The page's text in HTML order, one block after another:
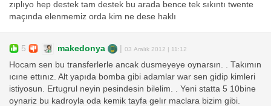
zıplıyo hep destek tam destek bu arada bence tek sıkıntı twente
maçında elenmemiz orda kim ne dese haklı
5 makedonya | 03 Aralık 2012 | 11:12
Hocam sen bu transferlerle ancak dusmeyeye oynarsın. . Takımın
ıcıne ettınız. Alt yapıda bomba gibi adamlar war sen gidip kimleri
istiyosun. Ertugrul neyin pesindesin bilelim. . Yeni statta 5 10bine
oynariz bu kadroyla oda kemik tayfa gelır maclara bizim gibi.